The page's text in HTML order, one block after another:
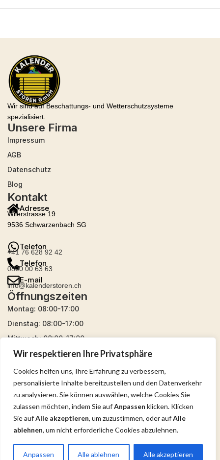
Wir respektieren Ihre Privatsphäre
Cookies helfen uns, Ihre Erfahrung zu verbessern,
personalisierte Inhalte bereitzustellen und den Datenverkehr
zu analysieren. Sie können auswählen, welche Cookies Sie
zulassen möchten, indem Sie aufAnpassen klicken. Klicken
Sie aufAlle akzeptieren, um zuzustimmen, oder aufAlle
ablehnen, um nicht erforderliche Cookies abzulehnen.
Anpassen Alle ablehnen Alle akzeptieren
Wir sind auf Beschattungs- und Wetterschutzsysteme
spezialisiert.
Unsere Firma
Impressum
AGB
Datenschutz
Blog
Kontakt
Adresse
Wilerstrasse 19
9536 Schwarzenbach SG
Telefon
+41 76 628 92 42
Telefon
0800 00 63 63
E-mail
info@kalenderstoren.ch
Öffnungszeiten
Montag: 08:00-17:00
Dienstag: 08:00-17:00
Mittwoch: 08:00-17:00
Donnerstag: 08:00-17:00
Freitag: 08:00-17:00
Samstag: 09:00-16:00
Sonntag: geschlossen
Copyright © 2026 Kalender Storen |
Entwickelt vonAdmirise